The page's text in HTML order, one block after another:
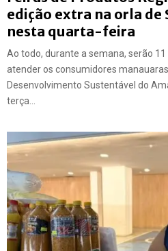
edição extra na orla de
nesta quarta-feira
Ao todo, durante a semana, serão
atender os consumidores
Desenvolvimento Sustentável do
terça...